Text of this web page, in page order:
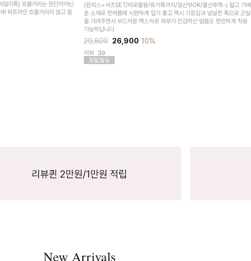
일리룩) 흐물거리는 원단이아닌
퍼프라인 흐물거리지 않고 잘
(원피스+셔츠SET/따로활용/휴가룩까지/임산부OK/출산후쭉-) 얇고 가벼
운 소재로 한여름에 시원하게 입기 좋고 맥시 기장감과 널널한 폭으로 군살
을 가려주면서 부드러운 텍스처로 피부가 민감하신 맘들도 편안하게 착용
가능하답니다
29,800 26,900 10%
리뷰 39
New Arrivals